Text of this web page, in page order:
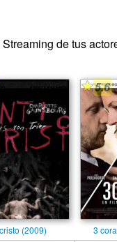
de tus
(2009)
5.6
3